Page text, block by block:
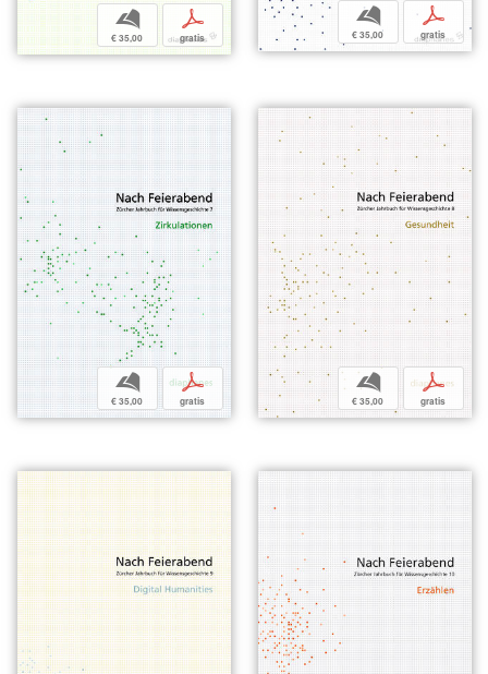
b
€ 35,00
p
gratis
b
€ 35,00
p
gratis
b
€ 35,00
p
gratis
b
€ 35,00
p
gratis